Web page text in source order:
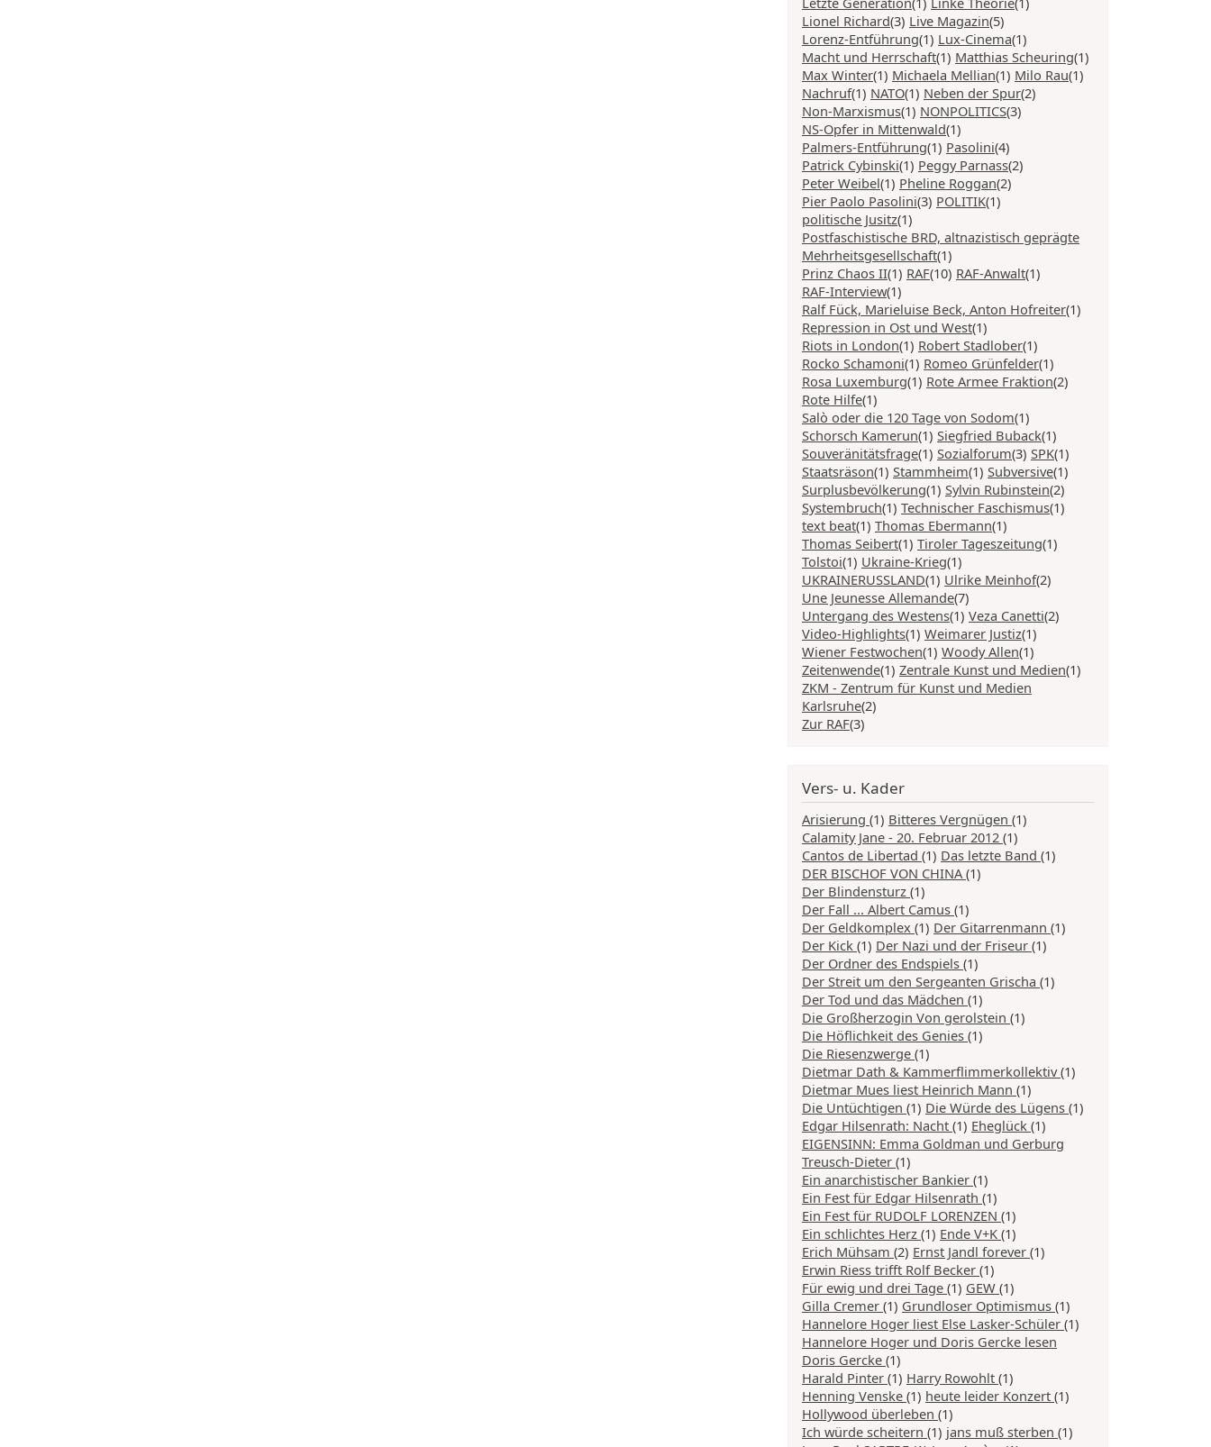
Lionel Richard(3) Live Magazin(5)
Lorenz-Entführung(1) Lux-Cinema(1)
Macht und Herrschaft(1) Matthias Scheuring(1)
Max Winter(1) Michaela Mellian(1) Milo Rau(1)
Nachruf(1) NATO(1) Neben der Spur(2)
Non-Marxismus(1) NONPOLITICS(3)
NS-Opfer in Mittenwald(1)
Palmers-Entführung(1) Pasolini(4)
Patrick Cybinski(1) Peggy Parnass(2)
Peter Weibel(1) Pheline Roggan(2)
Pier Paolo Pasolini(3) POLITIK(1)
politische Jusitz(1)
Postfaschistische BRD, altnazistisch geprägte
Mehrheitsgesellschaft(1)
Prinz Chaos II(1) RAF(10) RAF-Anwalt(1)
RAF-Interview(1)
Ralf Fück, Marieluise Beck, Anton Hofreiter(1)
Repression in Ost und West(1)
Riots in London(1) Robert Stadlober(1)
Rocko Schamoni(1) Romeo Grünfelder(1)
Rosa Luxemburg(1) Rote Armee Fraktion(2)
Rote Hilfe(1)
Salò oder die 120 Tage von Sodom(1)
Schorsch Kamerun(1) Siegfried Buback(1)
Souveränitätsfrage(1) Sozialforum(3) SPK(1)
Staatsräson(1) Stammheim(1) Subversive(1)
Surplusbevölkerung(1) Sylvin Rubinstein(2)
Systembruch(1) Technischer Faschismus(1)
text beat(1) Thomas Ebermann(1)
Thomas Seibert(1) Tiroler Tageszeitung(1)
Tolstoi(1) Ukraine-Krieg(1)
UKRAINERUSSLAND(1) Ulrike Meinhof(2)
Une Jeunesse Allemande(7)
Untergang des Westens(1) Veza Canetti(2)
Video-Highlights(1) Weimarer Justiz(1)
Wiener Festwochen(1) Woody Allen(1)
Zeitenwende(1) Zentrale Kunst und Medien(1)
ZKM - Zentrum für Kunst und Medien
Karlsruhe(2)
Zur RAF(3)
Vers- u. Kader
Arisierung (1) Bitteres Vergnügen (1)
Calamity Jane - 20. Februar 2012 (1)
Cantos de Libertad (1) Das letzte Band (1)
DER BISCHOF VON CHINA(1)
Der Blindensturz (1)
Der Fall ... Albert Camus (1)
Der Geldkomplex (1) Der Gitarrenmann (1)
Der Kick (1) Der Nazi und der Friseur (1)
Der Ordner des Endspiels (1)
Der Streit um den Sergeanten Grischa (1)
Der Tod und das Mädchen (1)
Die Großherzogin Von gerolstein (1)
Die Höflichkeit des Genies (1)
Die Riesenzwerge (1)
Dietmar Dath & Kammerflimmerkollektiv(1)
Dietmar Mues liest Heinrich Mann (1)
Die Untüchtigen (1) Die Würde des Lügens (1)
Edgar Hilsenrath: Nacht (1) Eheglück (1)
EIGENSINN: Emma Goldman und Gerburg
Treusch-Dieter (1)
Ein anarchistischer Bankier (1)
Ein Fest für Edgar Hilsenrath (1)
Ein Fest für RUDOLF LORENZEN (1)
Ein schlichtes Herz (1) Ende V+K (1)
Erich Mühsam (2) Ernst Jandl forever (1)
Erwin Riess trifft Rolf Becker (1)
Für ewig und drei Tage (1) GEW (1)
Gilla Cremer (1) Grundloser Optimismus (1)
Hannelore Hoger liest Else Lasker-Schüler (1)
Hannelore Hoger und Doris Gercke lesen
Doris Gercke (1)
Harald Pinter (1) Harry Rowohlt (1)
Henning Venske (1) heute leider Konzert (1)
Hollywood überleben (1)
Ich würde scheitern (1) jans muß sterben (1)